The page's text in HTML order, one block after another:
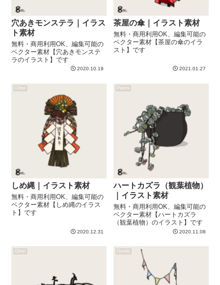
穴あきモンステラ｜イラス
ト素材
無料・商用利用OK、編集可能の
ベクター素材【穴あきモンステ
ラのイラスト】です
2020.10.19
茶屋の傘｜イラスト素材
無料・商用利用OK、編集可能の
ベクター素材【茶屋の傘のイラ
スト】です
2021.01.27
Other
しめ縄｜イラスト素材
無料・商用利用OK、編集可能の
ベクター素材【しめ縄のイラス
ト】です
2020.12.31
Plants
ハートカズラ（観葉植物）
｜イラスト素材
無料・商用利用OK、編集可能の
ベクター素材【ハートカズラ
（観葉植物）のイラスト】です
2020.11.08
Other Goods